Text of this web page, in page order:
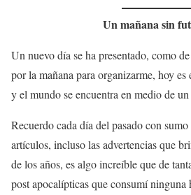
Un mañana sin
Un nuevo día se ha presentado, como
por la mañana para organizarme, hoy
y el mundo se encuentra en medio de
Recuerdo cada día del pasado con
artículos, incluso las advertencias que
de los años, es algo increíble que de
post apocalípticas que consumí ninguna